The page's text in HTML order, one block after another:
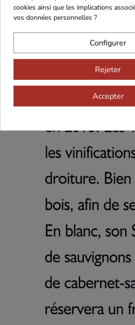
cookies ainsi que les implications
vos données personnelles ?
Configurer
Rejeter
Accepter